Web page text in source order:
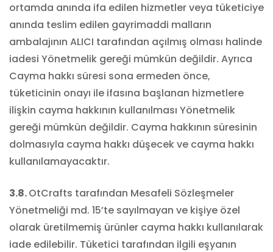
ortamda anında ifa edilen hizmetler veya tüketiciye
anında teslim edilen gayrimaddi malların
ambalajının ALICI tarafından açılmış olması halinde
iadesi Yönetmelik gereği mümkün değildir. Ayrıca
Cayma hakkı süresi sona ermeden önce,
tüketicinin onayı ile ifasına başlanan hizmetlere
ilişkin cayma hakkının kullanılması Yönetmelik
gereği mümkün değildir. Cayma hakkının süresinin
dolmasıyla cayma hakkı düşecek ve cayma hakkı
kullanılamayacaktır.
3.8.OtCrafts tarafından Mesafeli Sözleşmeler
Yönetmeliği md. 15’te sayılmayan ve kişiye özel
olarak üretilmemiş ürünler cayma hakkı kullanılarak
iade edilebilir. Tüketici tarafından ilgili eşyanın